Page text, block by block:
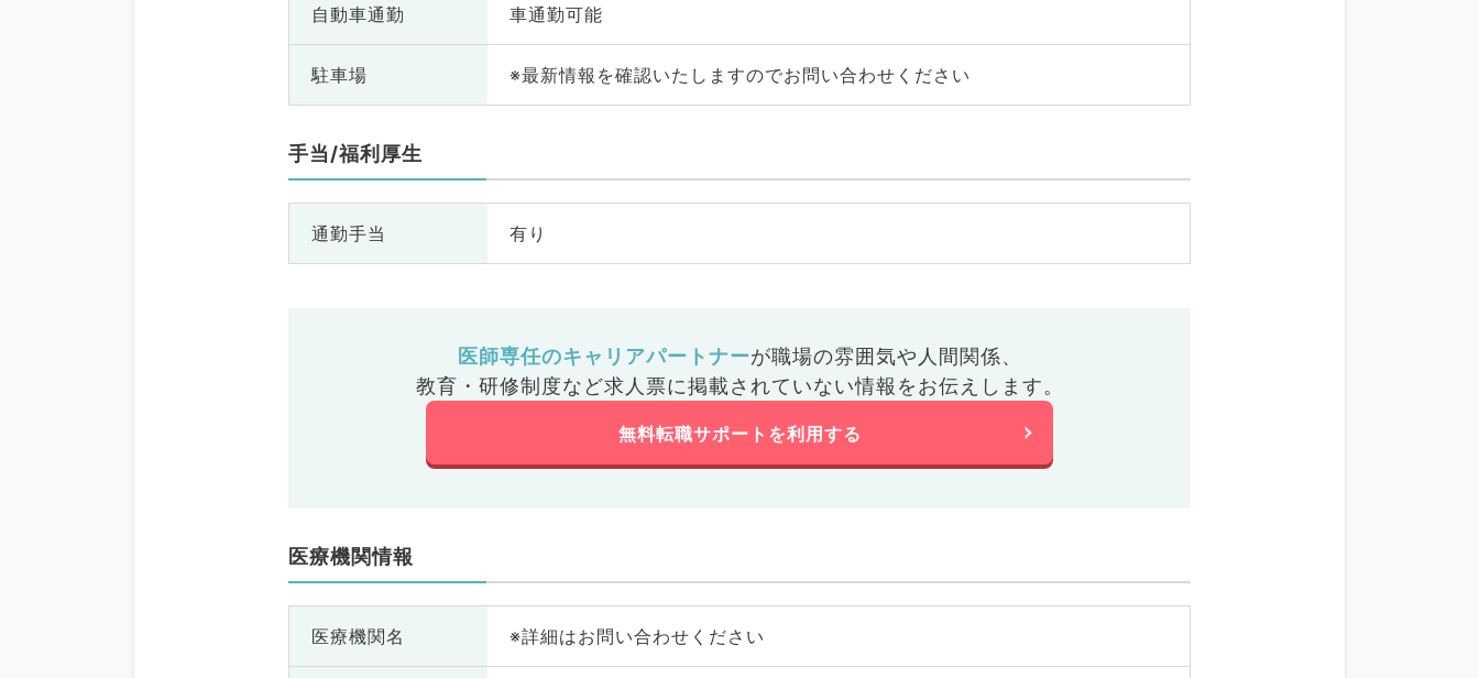
自動車通勤 車通勤可能
駐車場 ※最新情報を確認いたしますのでお問い合わせください
手当/福利厚生
通勤手当 有り
医師専任のキャリアパートナーが職場の雰囲気や人間関係、
教育・研修制度など求人票に掲載されていない情報をお伝えします。
無料転職サポートを利用する
医療機関情報
医療機関名 ※詳細はお問い合わせください